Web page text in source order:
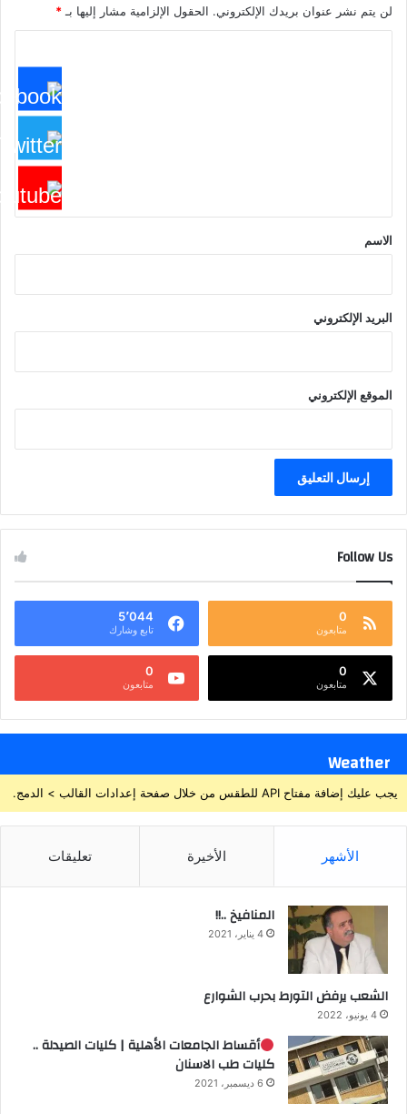
لن يتم نشر عنوان بريدك الإلكتروني. الحقول الإلزامية مشار إليها بـ*
*
الاسم
البريد الإلكتروني
الموقع الإلكتروني
Follow Us
0
متابعون
5٬044
تابع وشارك
0
متابعون
0
متابعون
Weather
يجب عليك إضافة مفتاح API للطقس من خلال صفحة إعدادات القالب > الدمج.
الأشهر الأخيرة تعليقات
المنافيخ ..!!
4 يناير، 2021
الشعب يرفض التورط بحرب الشوارع
4 يونيو، 2022
أقساط الجامعات الأهلية | كليات الصيدلة ..
كليات طب الاسنان
6 ديسمبر، 2021